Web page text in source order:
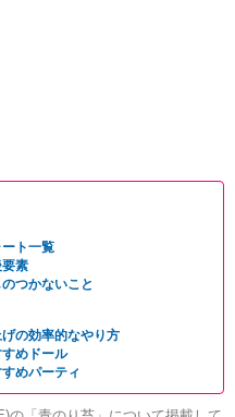
ート一覧
要素
つかないこと
の効率的なやり方
すめドール
めパーティ